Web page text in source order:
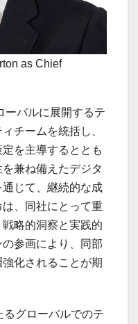
as Chief
ーバルに展開するテ
チームを統括し、
を主導するととも
兼ね備えたデジタ
じて、継続的な成
、同社にとって重
略的洞察と実践的
参画により、同部
化されることが期
グローバルでのテ